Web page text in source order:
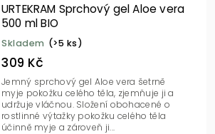
URTEKRAM Sprchový gel Aloe vera
500 ml BIO
Skladem (>5 ks)
309 Kč
Jemný sprchový gel Aloe vera šetrně
myje pokožku celého těla, zjemňuje ji a
udržuje vláčnou. Složení obohacené o
rostlinné výtažky pokožku celého těla
účinně myje a zároveň ji...